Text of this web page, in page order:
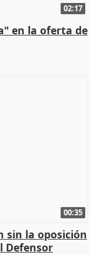
02:17
en la oferta de
00:35
sin la oposición
Defensor